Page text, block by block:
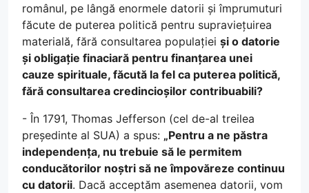
românul, pe lângă enormele datorii și împrumuturi
făcute de puterea politică pentru supraviețuirea
materială, fără consultarea populației și o datorie
și obligație finaciară pentru finanțarea unei
cauze spirituale, făcută la fel ca puterea politică,
fără consultarea credincioșilor contribuabili?
- În 1791, Thomas Jefferson (cel de-al treilea
președinte al SUA) a spus: „Pentru a ne păstra
independența, nu trebuie să le permitem
conducătorilor noștri să ne împovăreze continuu
cu datorii. Dacă acceptăm asemenea datorii, vom